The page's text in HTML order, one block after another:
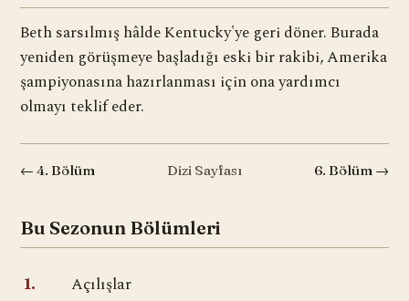
Beth sarsılmış hâlde Kentucky'ye geri döner. Burada
yeniden görüşmeye başladığı eski bir rakibi, Amerika
şampiyonasına hazırlanması için ona yardımcı
olmayı teklif eder.
← 4. Bölüm Dizi Sayfası 6. Bölüm →
Bu Sezonun Bölümleri
1. Açılışlar